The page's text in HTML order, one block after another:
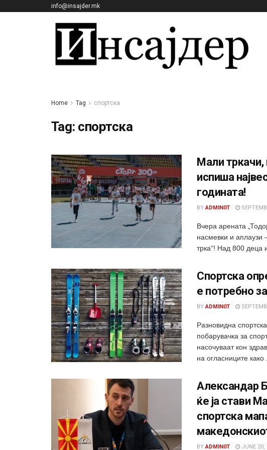
info@insajder.mk
Home Tag спортска
Tag: спортска
Мали тркачи,
испиша
годината!
BY ADMIN0T
Вчера арената
насмевки и аплаузи
трка“! Над 800 деца
Спортска
е потребно
BY ADMIN0T
Разновидна
побарувачка за
насочуваат кон
на огласниците како
Александар
ќе ја стави
спортска
BY ADMIN0T JUNE 20,